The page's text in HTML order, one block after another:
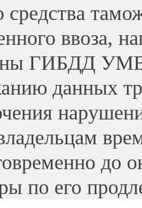
средства
ввоза,
ГИБДД
данных
до
по его